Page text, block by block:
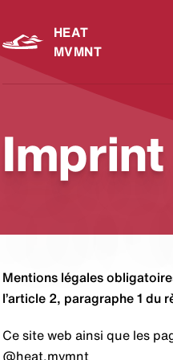
HEAT
MVMNT
Imprint
Mentions légales
l’article 2, paragraphe 1 du
Ce site web ainsi que les
@heat.mvmnt